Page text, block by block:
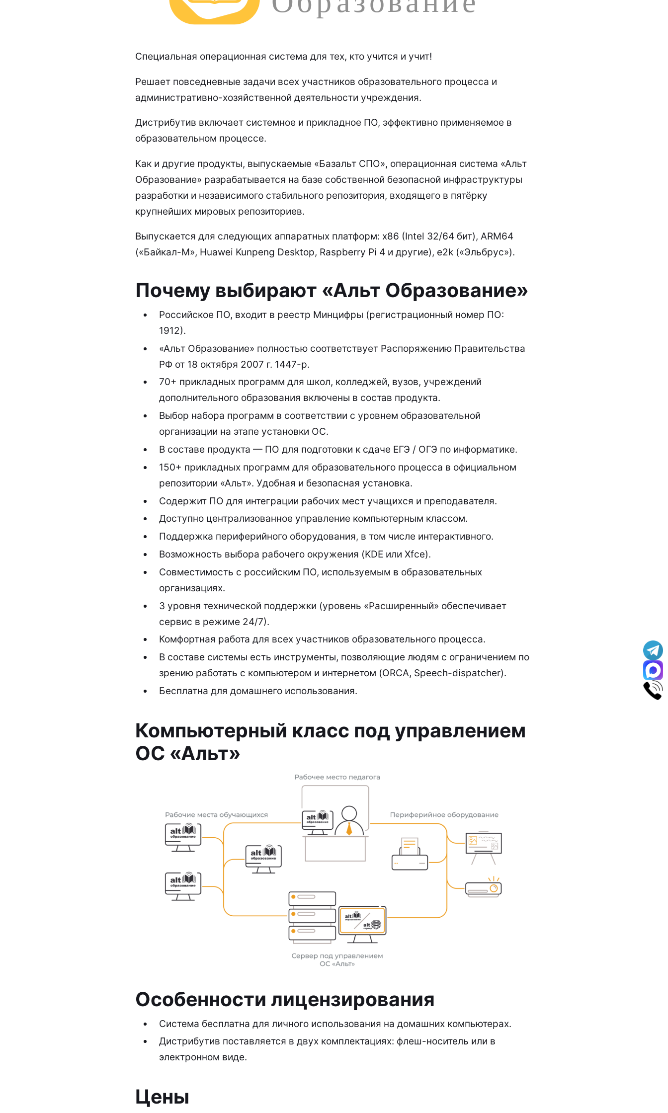
Специальная операционная система для тех, кто учится и учит!
Решает повседневные задачи всех участников образовательного процесса и
административно-хозяйственной деятельности учреждения.
Дистрибутив включает системное и прикладное ПО, эффективно применяемое в
образовательном процессе.
Как и другие продукты, выпускаемые «Базальт СПО», операционная система «Альт
Образование» разрабатывается на базе собственной безопасной инфраструктуры
разработки и независимого стабильного репозитория, входящего в пятёрку
крупнейших мировых репозиториев.
Выпускается для следующих аппаратных платформ: x86 (Intel 32/64 бит), ARM64
(«Байкал-М», Huawei Kunpeng Desktop, Raspberry Pi 4 и другие), e2k («Эльбрус»).
Почему выбирают «Альт Образование»
Российское ПО, входит в реестр Минцифры (регистрационный номер ПО:
1912).
«Альт Образование» полностью соответствует Распоряжению Правительства
РФ от 18 октября 2007 г. 1447-р.
70+ прикладных программ для школ, колледжей, вузов, учреждений
дополнительного образования включены в состав продукта.
Выбор набора программ в соответствии с уровнем образовательной
организации на этапе установки ОС.
В составе продукта — ПО для подготовки к сдаче ЕГЭ / ОГЭ по информатике.
150+ прикладных программ для образовательного процесса в официальном
репозитории «Альт». Удобная и безопасная установка.
Содержит ПО для интеграции рабочих мест учащихся и преподавателя.
Доступно централизованное управление компьютерным классом.
Поддержка периферийного оборудования, в том числе интерактивного.
Возможность выбора рабочего окружения (KDE или Xfce).
Совместимость с российским ПО, используемым в образовательных
организациях.
3 уровня технической поддержки (уровень «Расширенный» обеспечивает
сервис в режиме 24/7).
Комфортная работа для всех участников образовательного процесса.
В составе системы есть инструменты, позволяющие людям с ограничением по
зрению работать с компьютером и интернетом (ORCA, Speech-dispatcher).
Бесплатна для домашнего использования.
Компьютерный класс под управлением
ОС «Альт»
Особенности лицензирования
Система бесплатна для личного использования на домашних компьютерах.
Дистрибутив поставляется в двух комплектациях: флеш-носитель или в
электронном виде.
Цены